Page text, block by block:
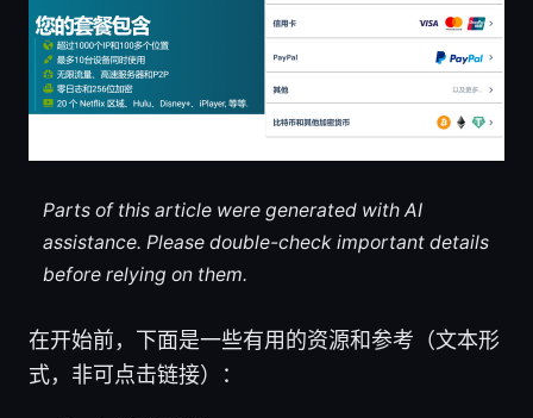
Parts of this article were generated with AI
assistance. Please double-check important details
before relying on them.
在开始前，下面是一些有用的资源和参考（文本形
式，非可点击链接）：